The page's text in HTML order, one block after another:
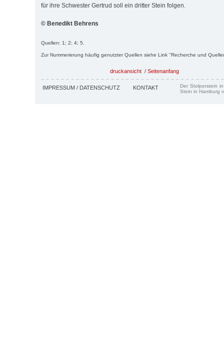
für ihre Schwester Gertrud soll ein dritter Stein folgen.
© Benedikt Behrens
Quellen: 1; 2; 4; 5.
Zur Nummerierung häufig genutzter Quellen siehe Link "Recherche und
druckansicht / Seitenanfang
IMPRESSUM / DATENSCHUTZ KONTAKT
Der Stolperstein
Stein in Hamburg